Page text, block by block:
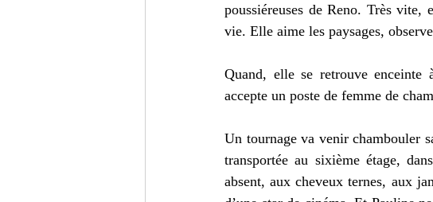
poussiéreuses de Reno. Très vite,
vie. Elle aime les paysages,
Quand, elle se retrouve
accepte un poste de femme de
Un tournage va venir chambouler
transportée au sixième étage,
absent, aux cheveux ternes, aux